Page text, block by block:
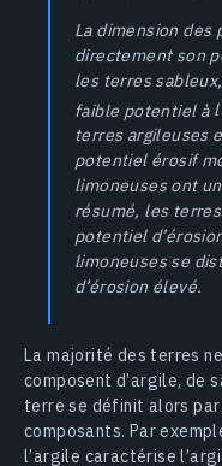
La dimension
directement son
les terres
faible potentiel à
terres argileuses
potentiel érosif
limoneuses ont
résumé, les
potentiel
limoneuses se
d’érosion élevé.
La majorité des terres
composent d’argile, de
terre se définit alors
composants. Par
l’argile caractérise